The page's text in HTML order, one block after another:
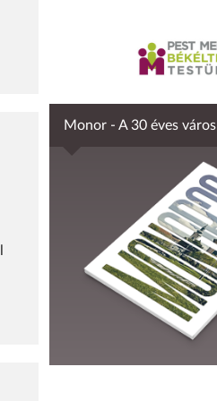
Monor - A 30 éves város